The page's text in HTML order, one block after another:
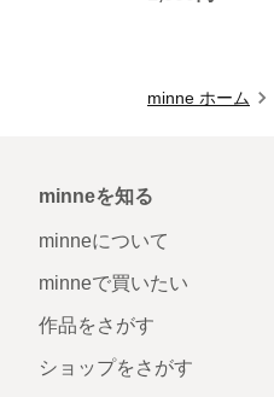
minne ホーム
minneを知る
minneについて
minneで買いたい
作品をさがす
ショップをさがす